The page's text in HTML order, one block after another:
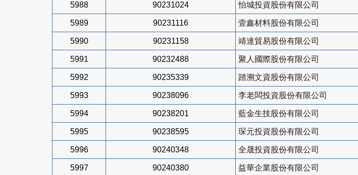
5988 90231024 怡城投資股份有限公司
5989 90231116 壹鑫材料股份有限公司
5990 90231158 靖達貿易股份有限公司
5991 90232488 聚人國際股份有限公司
5992 90235339 踏溯文資股份有限公司
5993 90238096 李老闆投資股份有限公司
5994 90238201 藍金生技股份有限公司
5995 90238595 琛元投資股份有限公司
5996 90240348 全晟投資股份有限公司
5997 90240380 益華企業股份有限公司